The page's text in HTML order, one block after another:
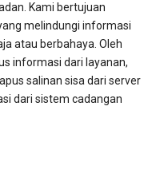
Kami bertujuan
melindungi informasi
atau berbahaya. Oleh
informasi dari layanan,
salinan sisa dari server
dari sistem cadangan